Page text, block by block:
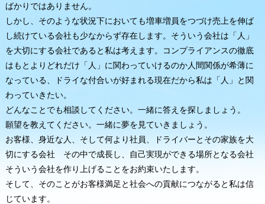
ばかりではありません。
しかし、そのような状況下においても増車増員をつづけ売上を伸ば
し続けている会社も少なからず存在します。そういう会社は「人」
を大切にする会社であると私は考えます。コンプライアンスの徹底
はもとよりどれだけ「人」に関わっていけるのか人間関係が希薄に
なっている、ドライな付合いが好まれる現在だから私は「人」と関
わっていきたい。
どんなことでも相談してください。一緒に答えを探しましょう。
願望を教えてください。一緒に夢を見ていきましょう。
お客様、身近な人、そして何より社員、ドライバーとその家族を大
切にする会社 その中で成長し、自己実現ができる場所となる会社
そういう会社を作り上げることをお約束いたします。
そして、そのことがお客様満足と社会への貢献につながると私は信
じています。